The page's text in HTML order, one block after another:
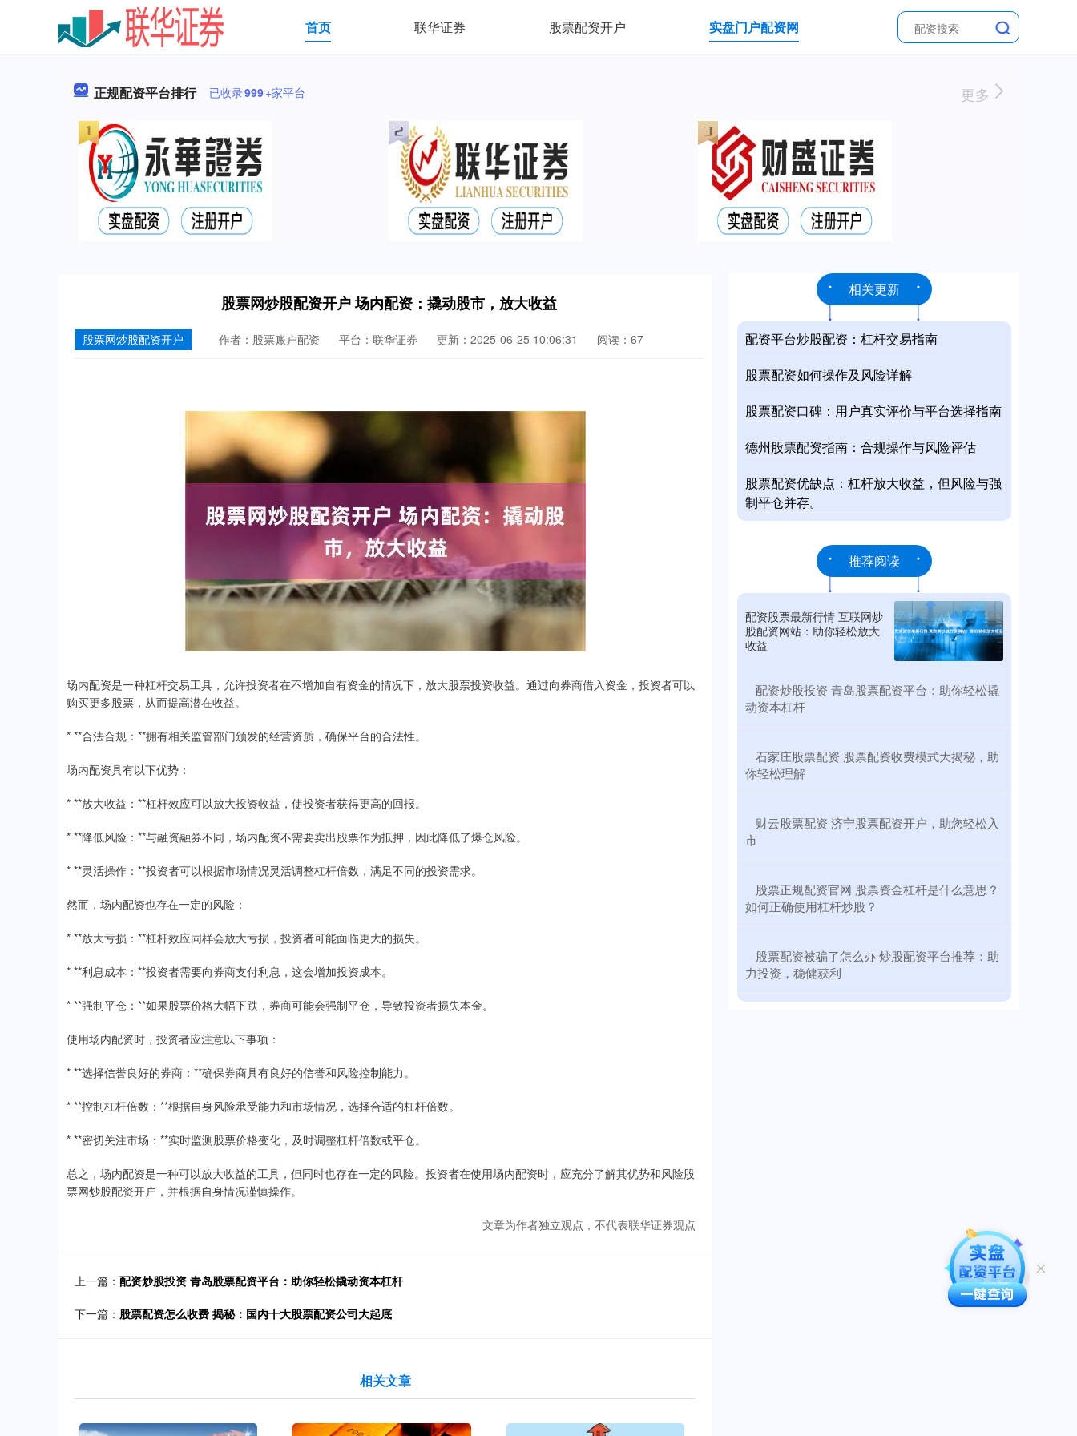
首页 联华证券 股票配资开户 实盘门户配资网
正规配资平台排行 已收录999+家平台 更多
股票网炒股配资开户 场内配资：撬动股市，放大收益
股票网炒股配资开户 作者：股票账户配资 平台：联华证券 更新：2025-06-25 10:06:31 阅读：67
场内配资是一种杠杆交易工具，允许投资者在不增加自有资金的情况下，放大股票投资收益。通过向券商借入资金，投资者可以
购买更多股票，从而提高潜在收益。
* **合法合规：**拥有相关监管部门颁发的经营资质，确保平台的合法性。
场内配资具有以下优势：
* **放大收益：**杠杆效应可以放大投资收益，使投资者获得更高的回报。
* **降低风险：**与融资融券不同，场内配资不需要卖出股票作为抵押，因此降低了爆仓风险。
* **灵活操作：**投资者可以根据市场情况灵活调整杠杆倍数，满足不同的投资需求。
然而，场内配资也存在一定的风险：
* **放大亏损：**杠杆效应同样会放大亏损，投资者可能面临更大的损失。
* **利息成本：**投资者需要向券商支付利息，这会增加投资成本。
* **强制平仓：**如果股票价格大幅下跌，券商可能会强制平仓，导致投资者损失本金。
使用场内配资时，投资者应注意以下事项：
* **选择信誉良好的券商：**确保券商具有良好的信誉和风险控制能力。
* **控制杠杆倍数：**根据自身风险承受能力和市场情况，选择合适的杠杆倍数。
* **密切关注市场：**实时监测股票价格变化，及时调整杠杆倍数或平仓。
总之，场内配资是一种可以放大收益的工具，但同时也存在一定的风险。投资者在使用场内配资时，应充分了解其优势和风险股
票网炒股配资开户，并根据自身情况谨慎操作。
文章为作者独立观点，不代表联华证券观点
上一篇： 配资炒股投资 青岛股票配资平台：助你轻松撬动资本杠杆
下一篇： 股票配资怎么收费 揭秘：国内十大股票配资公司大起底
相关文章
相关更新
配资平台炒股配资：杠杆交易指南
股票配资如何操作及风险详解
股票配资口碑：用户真实评价与平台选择指南
德州股票配资指南：合规操作与风险评估
股票配资优缺点：杠杆放大收益，但风险与强
制平仓并存。
推荐阅读
配资股票最新行情 互联网炒
股配资网站：助你轻松放大
收益
​配资炒股投资 青岛股票配资平台：助你轻松撬
动资本杠杆
​石家庄股票配资 股票配资收费模式大揭秘，助
你轻松理解
​财云股票配资 济宁股票配资开户，助您轻松入
市
​股票正规配资官网 股票资金杠杆是什么意思？
如何正确使用杠杆炒股？
​股票配资被骗了怎么办 炒股配资平台推荐：助
力投资，稳健获利